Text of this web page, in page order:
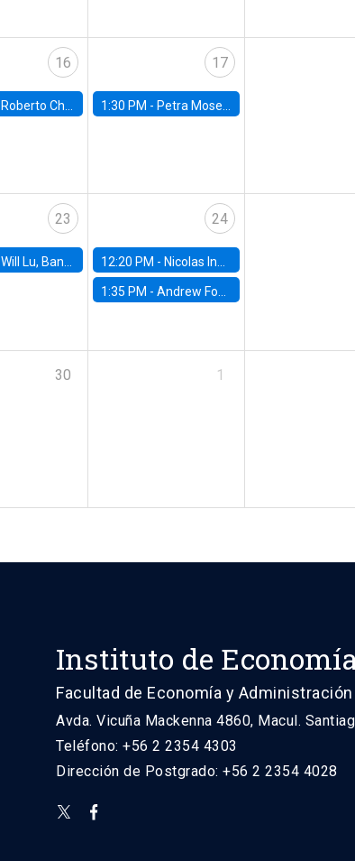
16
Roberto Chang, Rutgers University
17
1:30 PM - Petra Moser, NYU Stern
23
Will Lu, Banco Central de Chile
24
12:20 PM - Nicolas Inostroza, Rotman School of Management, University of Toronto
1:35 PM -Andrew Foster, Brown University
30 1
Instituto de
Facultad de Economía y Administración
Avda. Vicuña Mackenna 4860, Macul.
Teléfono: +56 2 2354 4303
Dirección de Postgrado: +56 2 2354 4028